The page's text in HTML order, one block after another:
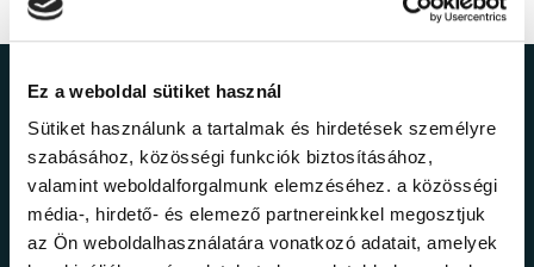
Ez a weboldal sütiket használ
Sütiket használunk a tartalmak és hirdetések személyre
szabásához, közösségi funkciók biztosításához,
valamint weboldalforgalmunk elemzéséhez. a közösségi
média-, hirdető- és elemező partnereinkkel megosztjuk
az Ön weboldalhasználatára vonatkozó adatait, amelyek
Ne maradj le a
legfrissebb
információkról!